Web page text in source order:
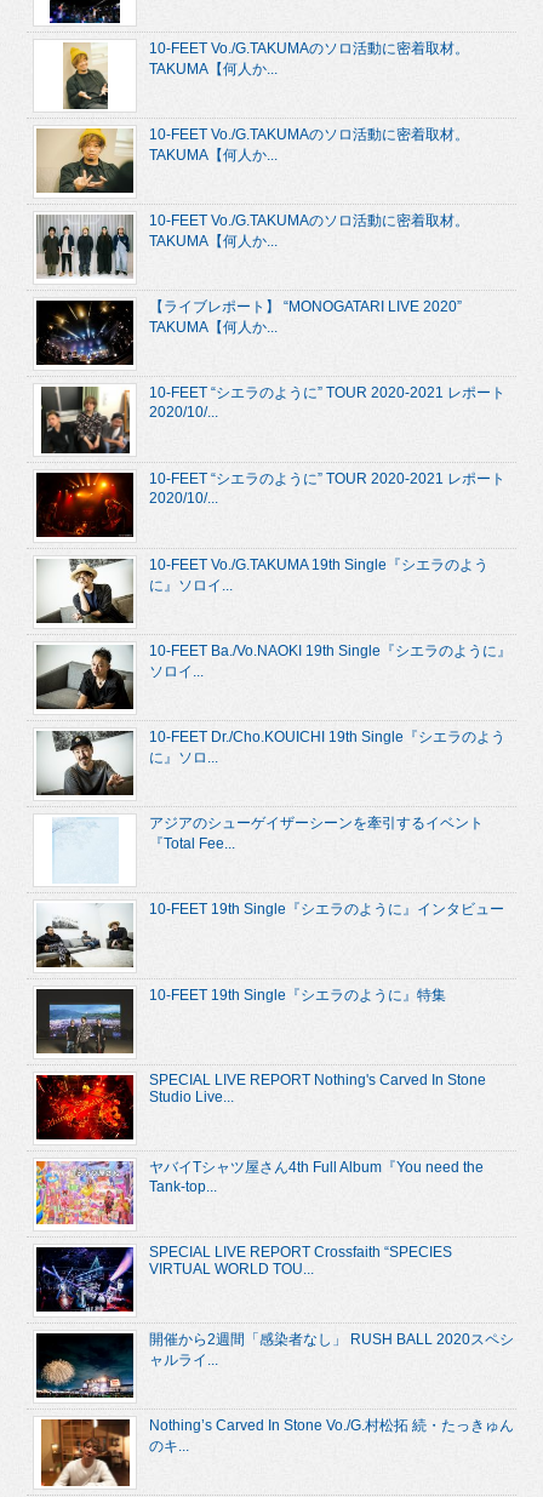
10-FEET Vo./G.TAKUMAのソロ活動に密着取材。
TAKUMA【何人か...
10-FEET Vo./G.TAKUMAのソロ活動に密着取材。
TAKUMA【何人か...
10-FEET Vo./G.TAKUMAのソロ活動に密着取材。
TAKUMA【何人か...
【ライブレポート】 “MONOGATARI LIVE 2020”
TAKUMA【何人か...
10-FEET “シエラのように” TOUR 2020-2021 レポート
2020/10/...
10-FEET “シエラのように” TOUR 2020-2021 レポート
2020/10/...
10-FEET Vo./G.TAKUMA 19th Single『シエラのよう
に』ソロイ...
10-FEET Ba./Vo.NAOKI 19th Single『シエラのように』
ソロイ...
10-FEET Dr./Cho.KOUICHI 19th Single『シエラのよう
に』ソロ...
アジアのシューゲイザーシーンを牽引するイベント
『Total Fee...
10-FEET 19th Single『シエラのように』インタビュー
10-FEET 19th Single『シエラのように』特集
SPECIAL LIVE REPORT Nothing's Carved In Stone
Studio Live...
ヤバイTシャツ屋さん4th Full Album『You need the
Tank-top...
SPECIAL LIVE REPORT Crossfaith “SPECIES
VIRTUAL WORLD TOU...
開催から2週間「感染者なし」 RUSH BALL 2020スペシ
ャルライ...
Nothing’s Carved In Stone Vo./G.村松拓 続・たっきゅん
のキ...